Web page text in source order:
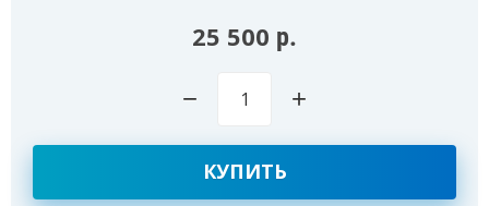
25 500 р.
− +
КУПИТЬ